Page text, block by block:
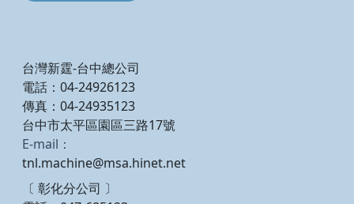
台灣新霆-台中總公司
電話：04-24926123
傳真：04-24935123
台中市太平區園區三路17號
E-mail：
tnl.machine@msa.hinet.net
〔 彰化分公司 〕